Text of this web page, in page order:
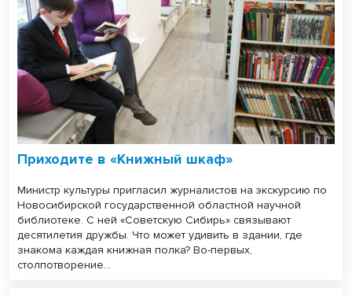
Приходите в «Книжный шкаф»
Министр культуры пригласил журналистов на экскурсию по
Новосибирской государственной областной научной
библиотеке. С ней «Советскую Сибирь» связывают
десятилетия дружбы. Что может удивить в здании, где
знакома каждая книжная полка? Во-первых,
столпотворение...